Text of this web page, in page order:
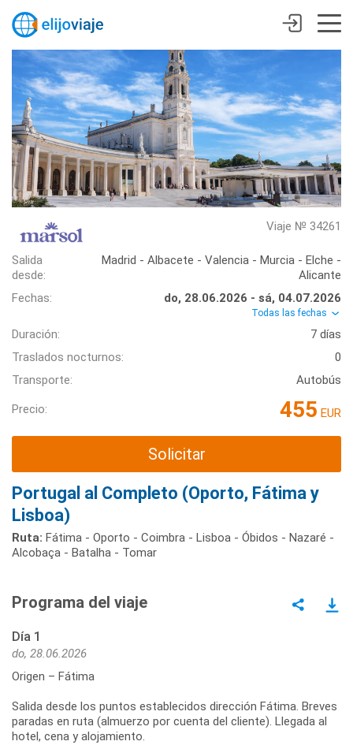
Viaje № 34261
Salida
desde:
Madrid - Albacete - Valencia - Murcia - Elche -
Alicante
Fechas:
do, 28.06.2026 - sá, 04.07.2026
Todas las fechas
Duración:
7 días
Traslados nocturnos:
0
Transporte:
Autobús
Precio: 455 EUR
Solicitar
Portugal al Completo (Oporto, Fátima y
Lisboa)
Ruta: Fátima - Oporto - Coimbra - Lisboa - Óbidos - Nazaré -
Alcobaça - Batalha - Tomar
Programa del viaje
Día 1
do, 28.06.2026
Origen – Fátima
Salida desde los puntos establecidos dirección Fátima. Breves
paradas en ruta (almuerzo por cuenta del cliente). Llegada al
hotel, cena y alojamiento.